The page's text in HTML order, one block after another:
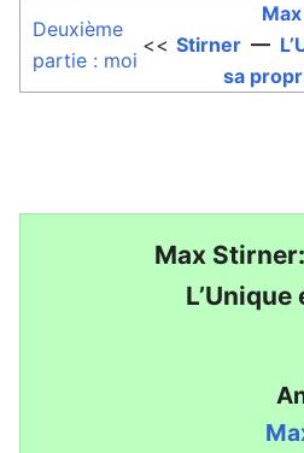
Deuxième
partie : moi
<<
Max
Stirner —
sa
Max